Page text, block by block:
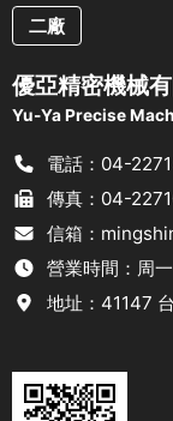
二廠
優亞精密機械
Yu-Ya Precise
電話：04-
傳真：04-
信箱：
營業時間：周
地址：41147